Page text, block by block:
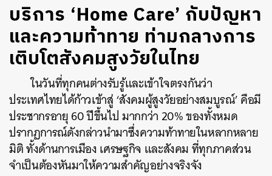
บริการ ‘Home Care’ กับปัญหา
และความท้าทาย ท่ามกลางการ
เติบโตสังคมสูงวัยในไทย
ในวันที่ทุกคนต่างรับรู้และเข้าใจตรงกันว่า
ประเทศไทยได้ก้าวเข้าสู่ ‘สังคมผู้สูงวัยอย่างสมบูรณ์’ คือมี
ประชากรอายุ 60 ปีขึ้นไป มากกว่า 20% ของทั้งหมด
ปรากฏการณ์ดังกล่าวนำมาซึ่งความท้าทายในหลากหลาย
มิติ ทั้งด้านการเมือง เศรษฐกิจ และสังคม ที่ทุกภาคส่วน
จำเป็นต้องหันมาให้ความสำคัญอย่างจริงจัง